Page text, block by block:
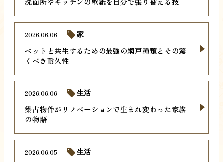
ペットと共生するための最強の網戸種類とその驚
くべき耐久性
2026.06.06 家
築古物件がリノベーションで生まれ変わった家族
の物語
2026.06.06 生活
2026.06.05 生活